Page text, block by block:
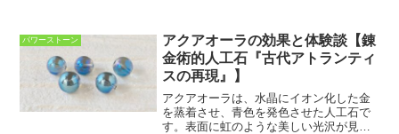
パワーストーン
アクアオーラの効果と体験談【錬
金術的人工石『古代アトランティ
スの再現』】
アクアオーラは、水晶にイオン化した金
を蒸着させ、青色を発色させた人工石で
す。表面に虹のような美しい光沢が見ら